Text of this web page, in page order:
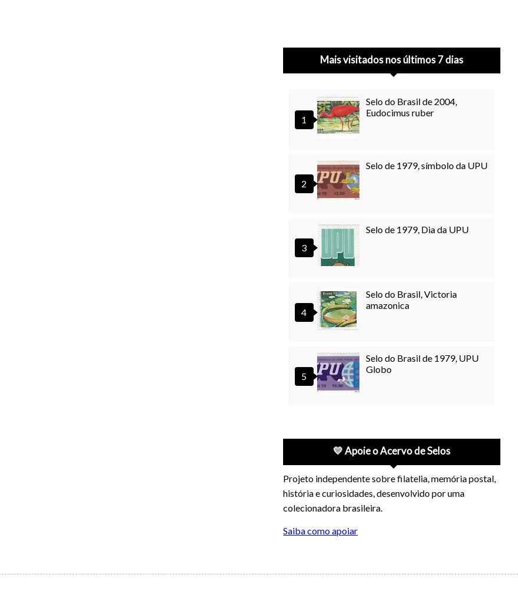
Mais visitados nos últimos 7 dias
Selo do Brasil de 2004,
Eudocimus ruber
Selo de 1979, símbolo da UPU
Selo de 1979, Dia da UPU
Selo do Brasil, Victoria
amazonica
Selo do Brasil de 1979, UPU
Globo
💛 Apoie o Acervo de Selos
Projeto independente sobre filatelia, memória postal,
história e curiosidades, desenvolvido por uma
colecionadora brasileira.
Saiba como apoiar